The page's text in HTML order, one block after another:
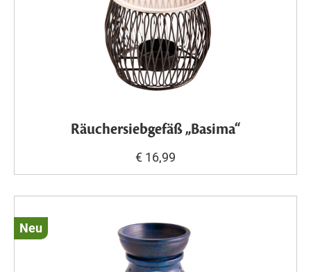
Räuchersiebgefäß „Basima“
€ 16,99
Neu